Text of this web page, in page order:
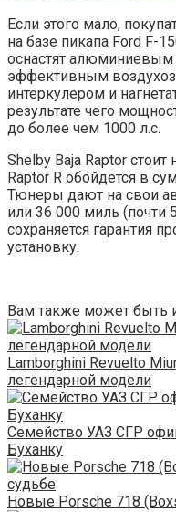
Если этого мало,
на базе пикапа Ford F-
оснастят алюминиевым
эффективным
интеркулером и
результате чего
до более чем 1000 л.с.
Shelby Baja Raptor
Raptor R обойдется в
Тюнеры дают на свои
или 36 000 миль (почти
сохраняется гарантия
установку.
Вам также может быть
Lamborghini Revuelto
легендарной модели
Семейство УАЗ СГР
Буханку
Новые Porsche 718